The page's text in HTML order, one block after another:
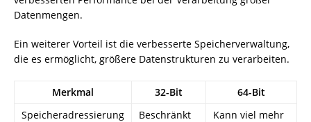
Datenmengen.
Ein weiterer Vorteil ist die verbesserte Speicherverwaltung,
die es ermöglicht, größere Datenstrukturen zu verarbeiten.
Merkmal 32-Bit
64-Bit
Speicheradressierung
Beschränkt
Kann viel mehr